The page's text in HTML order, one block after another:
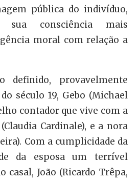
pública do indivíduo,
sua consciência mais
moral com relação a
definido, provavelmente
século 19, Gebo (Michael
contador que vive com a
Cardinale), e a nora
Com a cumplicidade da
da esposa um terrível
casal, João (Ricardo Trêpa,